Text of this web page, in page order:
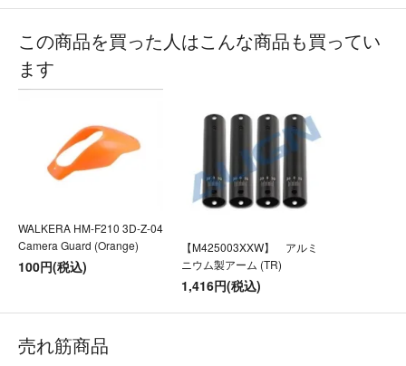
この商品を買った人はこんな商品も買ってい
ます
WALKERA HM-F210 3D-Z-04
Camera Guard (Orange)
100円(税込)
【M425003XXW】 アルミ
ニウム製アーム (TR)
1,416円(税込)
売れ筋商品